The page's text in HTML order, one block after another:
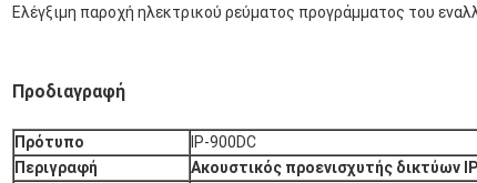
Ελέγξιμη παροχή ηλεκτρικού ρεύματος προγράμματος του
Προδιαγραφή
Πρότυπο
IP-900DC
Περιγραφή
Ακουστικός προενισχυτής δικτύων IP